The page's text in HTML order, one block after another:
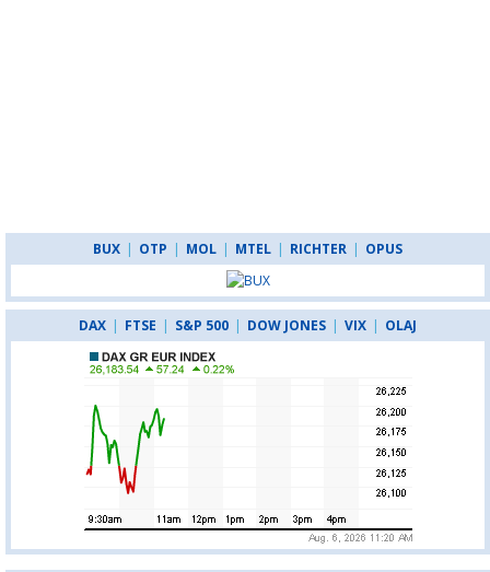
BUX | OTP | MOL | MTEL | RICHTER | OPUS
DAX | FTSE | S&P 500 | DOW JONES | VIX | OLAJ